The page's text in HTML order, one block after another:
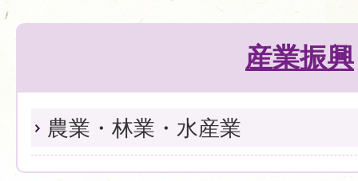
産業振興
農業・林業・水産業